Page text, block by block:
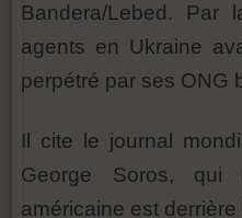
Bandera/Lebed.
agents en Ukraine
perpétré par ses ONG
Il cite le journal
George Soros,
américaine est